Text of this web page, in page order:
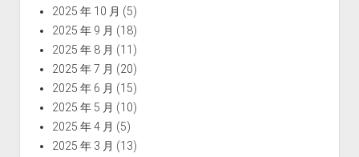
2025 年 10 月 (5)
2025 年 9 月 (18)
2025 年 8 月 (11)
2025 年 7 月 (20)
2025 年 6 月 (15)
2025 年 5 月 (10)
2025 年 4 月 (5)
2025 年 3 月 (13)